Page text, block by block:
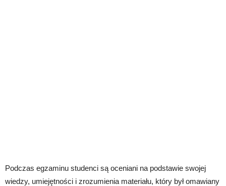
Podczas egzaminu studenci są oceniani na podstawie swojej
wiedzy, umiejętności i zrozumienia materiału, który był omawiany